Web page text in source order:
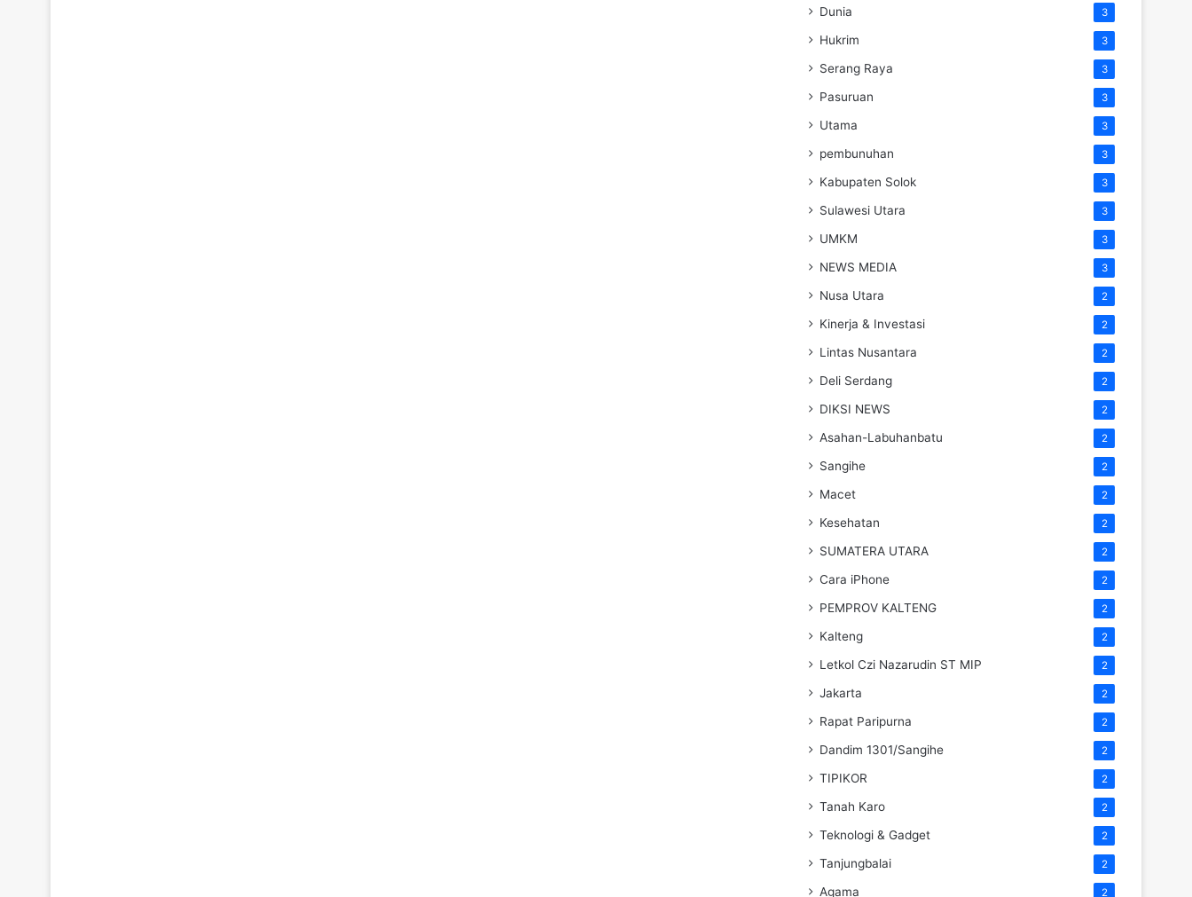
Dunia 3
Hukrim 3
Serang Raya 3
Pasuruan 3
Utama 3
pembunuhan 3
Kabupaten Solok 3
Sulawesi Utara 3
UMKM 3
NEWS MEDIA 3
Nusa Utara 2
Kinerja & Investasi 2
Lintas Nusantara 2
Deli Serdang 2
DIKSI NEWS 2
Asahan-Labuhanbatu 2
Sangihe 2
Macet 2
Kesehatan 2
SUMATERA UTARA 2
Cara iPhone 2
PEMPROV KALTENG 2
Kalteng 2
Letkol Czi Nazarudin ST MIP 2
Jakarta 2
Rapat Paripurna 2
Dandim 1301/Sangihe 2
TIPIKOR 2
Tanah Karo 2
Teknologi & Gadget 2
Tanjungbalai 2
Agama 2